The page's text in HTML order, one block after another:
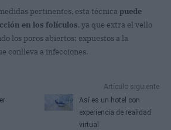
pertinentes, esta técnica puede
en los folículos, ya que extra el vello
los poros abiertos; expuestos a la
conlleva a infecciones.
Artículo siguiente
Así es un hotel con
experiencia de realidad
virtual